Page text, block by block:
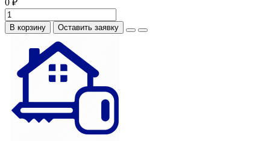
В корзину Оставить заявку